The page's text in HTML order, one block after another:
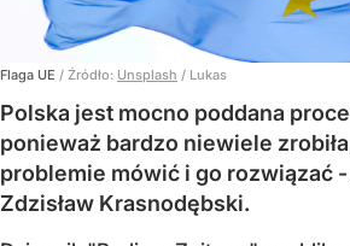
Flaga UE / Źródło: Unsplash / Lukas
Polska jest mocno poddana
ponieważ bardzo niewiele
problemie mówić i go rozwiązać
Zdzisław Krasnodębski.